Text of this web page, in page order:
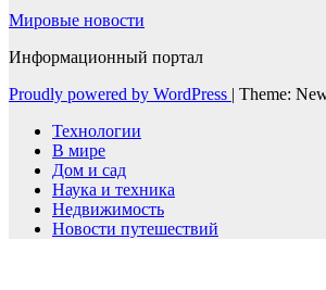
Мировые новости
Информационный портал
Proudly powered by WordPress
Theme:
Технологии
В мире
Дом и сад
Наука и техника
Недвижимость
Новости путешествий